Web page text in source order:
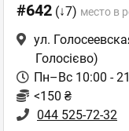
#642 (↓7) место в
ул.
Голосієво)
Пн–Вс 10:00 -
<150 ₴
044 525-72-32